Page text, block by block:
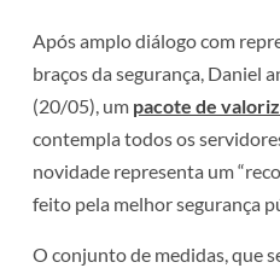
Após amplo diálogo com
braços da segurança, Daniel
(20/05), um pacote de
contempla todos os
novidade representa um
feito pela melhor segurança
O conjunto de medidas, que